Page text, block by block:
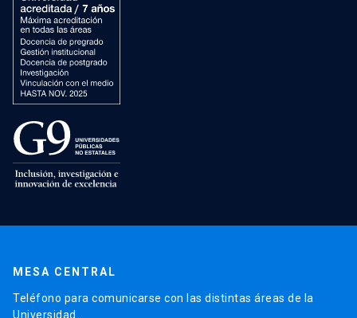
MESA CENTRAL
Teléfono para comunicarse con las distintas áreas de la
Universidad.